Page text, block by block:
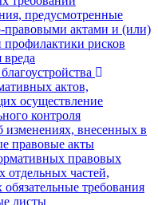
предусмотренные
правовыми актами и (или)
рисков
актов,
осуществление
контроля
изменениях, внесенных в
правовые акты
правовых
отдельных частей,
требования
листы